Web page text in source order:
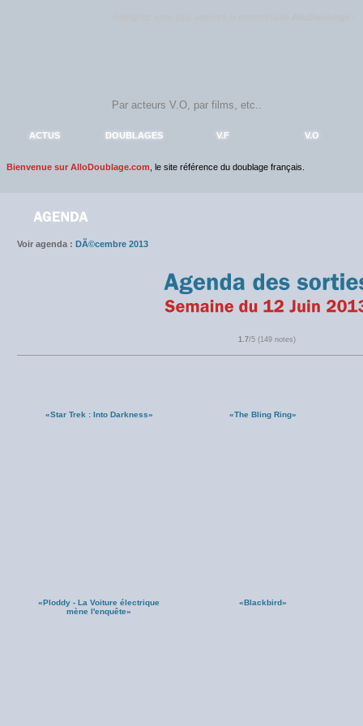
ACTUS DOUBLAGES V.F V.O
Bienvenue sur AlloDoublage.com , le site référence du doublage français.
Voir agenda : DÃ©cembre 2013
1.7/5 (149 notes)
«Star Trek : Into Darkness» «The Bling Ring»
«Ploddy - La Voiture électrique
mène l'enquête»
«Blackbird»